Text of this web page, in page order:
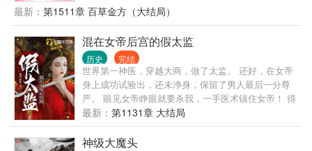
封多年的故事被揭露。 随着一件件离奇又匪夷所思的
事件出现，竟一不小心引起了特殊小组人员的注意！
特殊小组：姜大师，您算的太准，国家想请你出山！
系统：叮！新一轮功德值即将开启，请宿主再接再
厉，飞升天道指日可待！ 姜一：！！！
最新： 第1511章 百草金方（大结局）
混在女帝后宫的假太监
历史 完结
世界第一神医，穿越大商，做了太监。 还好，在女帝
身上成功试验出，还未净身，保留了男人最后一分尊
严。 眼见女帝睁眼就要杀我，一手医术镇住女帝！ 得
留一条小命，却不在自己掌控之中。 后世而来的名
医，岂能稀里糊涂死掉？ 且看一代小太监，凭借前世
的知识力量，改变一个王朝。
最新： 第1131章 大结局
神级大魔头